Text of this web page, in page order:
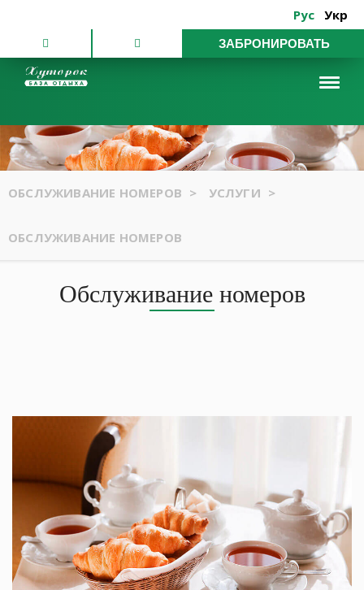
Рус Укр
ЗАБРОНИРОВАТЬ
ОБСЛУЖИВАНИЕ НОМЕРОВ > УСЛУГИ >
ОБСЛУЖИВАНИЕ НОМЕРОВ
Обслуживание номеров